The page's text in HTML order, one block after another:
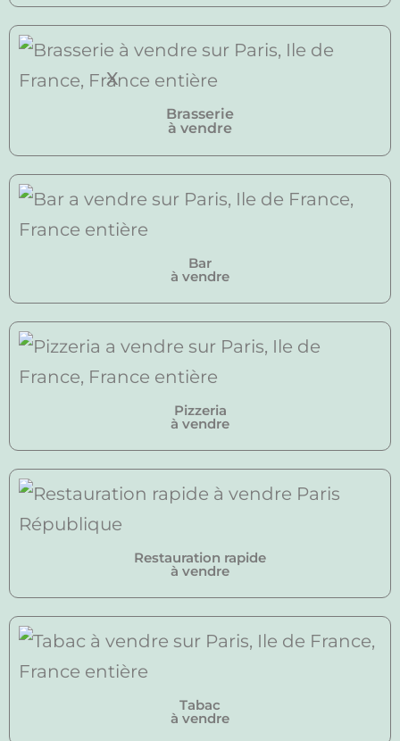
X
Brasserie
à vendre
Bar
à vendre
Pizzeria
à vendre
Restauration rapide
à vendre
Tabac
à vendre